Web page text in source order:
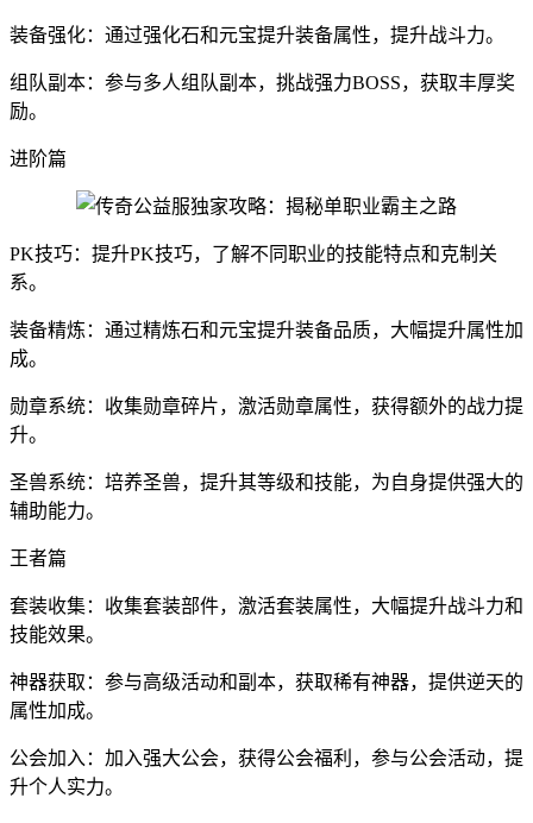
装备强化：通过强化石和元宝提升装备属性，提升战斗力。
组队副本：参与多人组队副本，挑战强力BOSS，获取丰厚奖
励。
进阶篇
PK技巧：提升PK技巧，了解不同职业的技能特点和克制关
系。
装备精炼：通过精炼石和元宝提升装备品质，大幅提升属性加
成。
勋章系统：收集勋章碎片，激活勋章属性，获得额外的战力提
升。
圣兽系统：培养圣兽，提升其等级和技能，为自身提供强大的
辅助能力。
王者篇
套装收集：收集套装部件，激活套装属性，大幅提升战斗力和
技能效果。
神器获取：参与高级活动和副本，获取稀有神器，提供逆天的
属性加成。
公会加入：加入强大公会，获得公会福利，参与公会活动，提
升个人实力。